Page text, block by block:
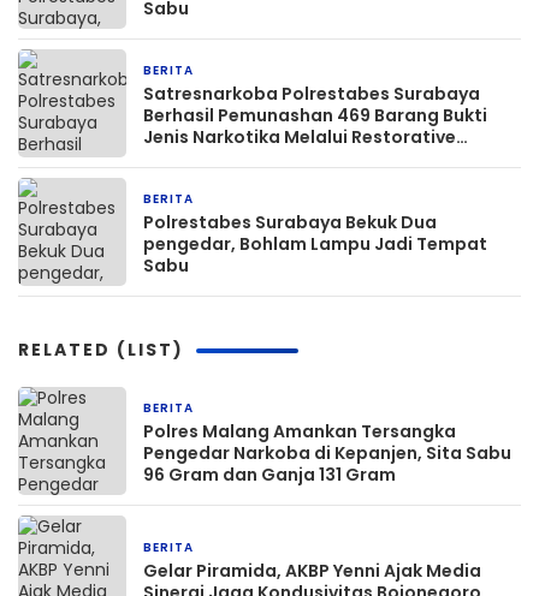
Sabu
BERITA
Satresnarkoba Polrestabes Surabaya
Berhasil Pemunashan 469 Barang Bukti
Jenis Narkotika Melalui Restorative
BERITA
Polrestabes Surabaya Bekuk Dua
pengedar, Bohlam Lampu Jadi Tempat
Sabu
RELATED (LIST)
BERITA
Polres Malang Amankan Tersangka
Pengedar Narkoba di Kepanjen, Sita Sabu
96 Gram dan Ganja 131 Gram
BERITA
Gelar Piramida, AKBP Yenni Ajak Media